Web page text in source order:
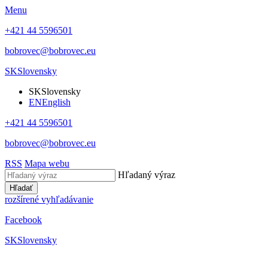
Menu
+421 44 5596501
bobrovec@bobrovec.eu
SKSlovensky
SKSlovensky
ENEnglish
+421 44 5596501
bobrovec@bobrovec.eu
RSS Mapa webu
Hľadaný výraz
Hľadať
rozšírené vyhľadávanie
Facebook
SKSlovensky